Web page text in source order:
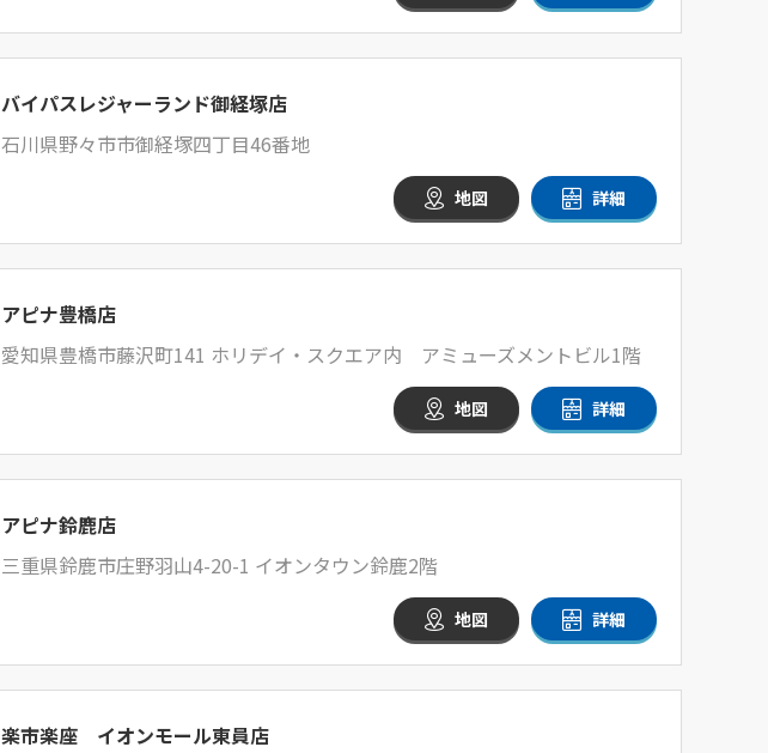
バイパスレジャーランド御経塚店
石川県野々市市御経塚四丁目46番地
地図 詳細
アピナ豊橋店
愛知県豊橋市藤沢町141 ホリデイ・スクエア内 アミューズメントビル1階
地図 詳細
アピナ鈴鹿店
三重県鈴鹿市庄野羽山4-20-1 イオンタウン鈴鹿2階
地図 詳細
楽市楽座 イオンモール東員店